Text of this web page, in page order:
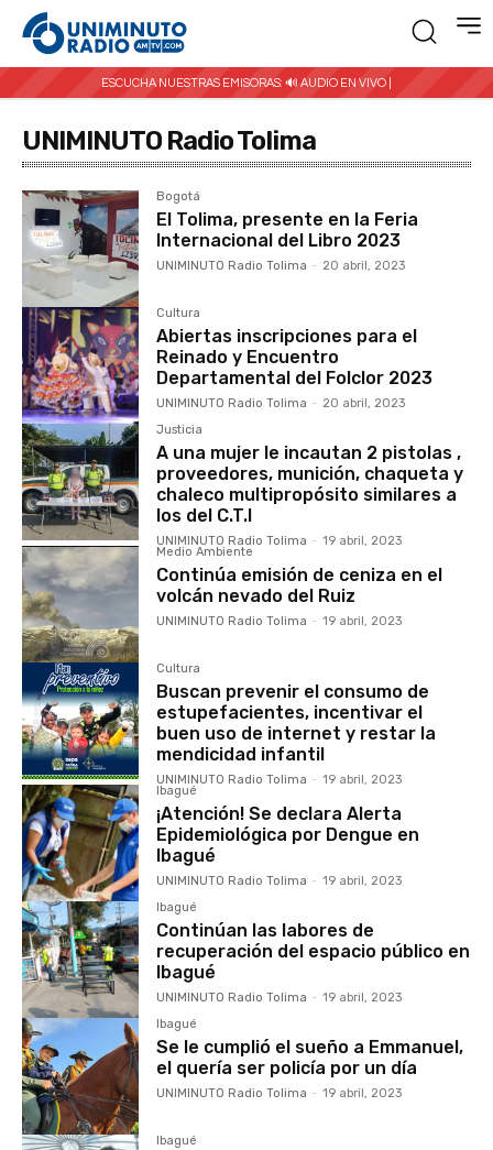
ESCUCHA NUESTRAS EMISORAS: 🔊 AUDIO EN VIVO |
UNIMINUTO Radio Tolima
Bogotá
El Tolima, presente en la Feria
Internacional del Libro 2023
UNIMINUTO Radio Tolima - 20 abril, 2023
Cultura
Abiertas inscripciones para el
Reinado y Encuentro
Departamental del Folclor 2023
UNIMINUTO Radio Tolima - 20 abril, 2023
Justicia
A una mujer le incautan 2 pistolas ,
proveedores, munición, chaqueta y
chaleco multipropósito similares a
los del C.T.I
UNIMINUTO Radio Tolima - 19 abril, 2023
Medio Ambiente
Continúa emisión de ceniza en el
volcán nevado del Ruiz
UNIMINUTO Radio Tolima - 19 abril, 2023
Cultura
Buscan prevenir el consumo de
estupefacientes, incentivar el
buen uso de internet y restar la
mendicidad infantil
UNIMINUTO Radio Tolima - 19 abril, 2023
Ibagué
¡Atención! Se declara Alerta
Epidemiológica por Dengue en
Ibagué
UNIMINUTO Radio Tolima - 19 abril, 2023
Ibagué
Continúan las labores de
recuperación del espacio público en
Ibagué
UNIMINUTO Radio Tolima - 19 abril, 2023
Ibagué
Se le cumplió el sueño a Emmanuel,
el quería ser policía por un día
UNIMINUTO Radio Tolima - 19 abril, 2023
Ibagué